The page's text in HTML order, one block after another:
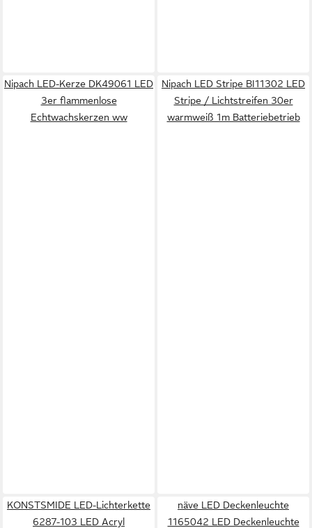
Nipach LED-Kerze DK49061 LED
3er flammenlose
Echtwachskerzen ww
Nipach LED Stripe BI11302 LED
Stripe / Lichtstreifen 30er
warmweiß 1m Batteriebetrieb
KONSTSMIDE LED-Lichterkette
6287-103 LED Acryl
näve LED Deckenleuchte
1165042 LED Deckenleuchte